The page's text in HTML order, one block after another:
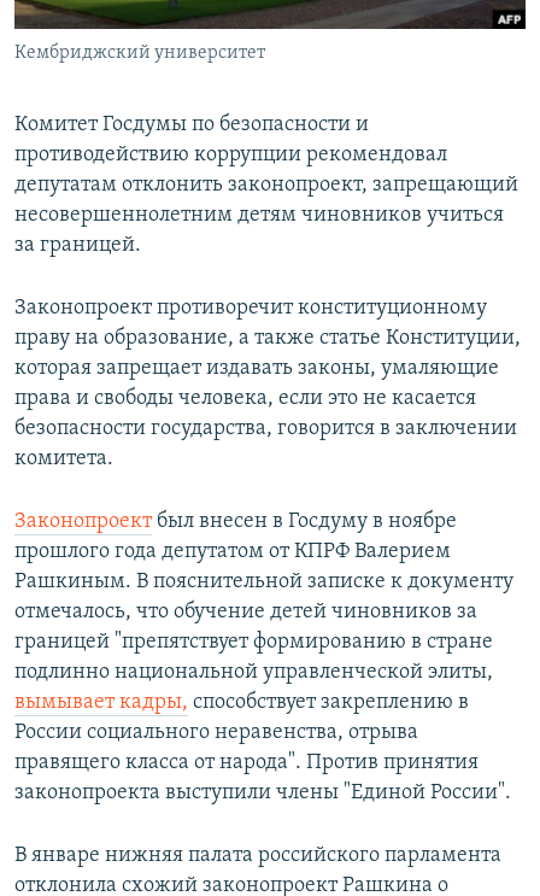
Все сайты РСЕ/РС
Кембриджский университет
Комитет Госдумы по безопасности и
противодействию коррупции рекомендовал
депутатам отклонить законопроект, запрещающий
несовершеннолетним детям чиновников учиться
за границей.
Законопроект противоречит конституционному
праву на образование, а также статье Конституции,
которая запрещает издавать законы, умаляющие
права и свободы человека, если это не касается
безопасности государства, говорится в заключении
комитета.
Законопроектбыл внесен в Госдуму в ноябре
прошлого года депутатом от КПРФ Валерием
Рашкиным. В пояснительной записке к документу
отмечалось, что обучение детей чиновников за
границей "препятствует формированию в стране
подлинно национальной управленческой элиты,
вымывает кадры, способствует закреплению в
России социального неравенства, отрыва
правящего класса от народа". Против принятия
законопроекта выступили члены "Единой России".
В январе нижняя палата российского парламента
отклонила схожий законопроект Рашкина о